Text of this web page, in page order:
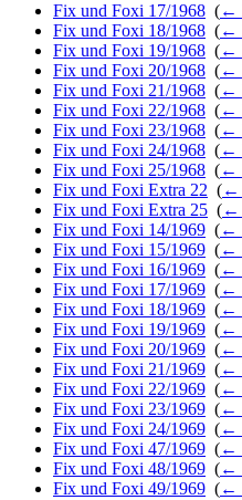
Fix und Foxi 17/1968 (←
Fix und Foxi 18/1968 (←
Fix und Foxi 19/1968 (←
Fix und Foxi 20/1968 (←
Fix und Foxi 21/1968 (←
Fix und Foxi 22/1968 (←
Fix und Foxi 23/1968 (←
Fix und Foxi 24/1968 (←
Fix und Foxi 25/1968 (←
Fix und Foxi Extra 22 (←
Fix und Foxi Extra 25 (←
Fix und Foxi 14/1969 (←
Fix und Foxi 15/1969 (←
Fix und Foxi 16/1969 (←
Fix und Foxi 17/1969 (←
Fix und Foxi 18/1969 (←
Fix und Foxi 19/1969 (←
Fix und Foxi 20/1969 (←
Fix und Foxi 21/1969 (←
Fix und Foxi 22/1969 (←
Fix und Foxi 23/1969 (←
Fix und Foxi 24/1969 (←
Fix und Foxi 47/1969 (←
Fix und Foxi 48/1969 (←
Fix und Foxi 49/1969 (←